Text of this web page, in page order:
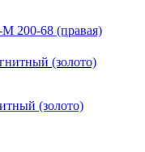
200-68 (правая)
(золото)